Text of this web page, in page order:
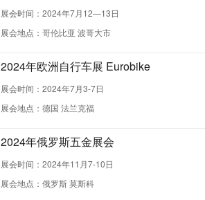
展会时间：2024年7月12—13日
展会地点：哥伦比亚 波哥大市
2024年欧洲自行车展 Eurobike
展会时间：2024年7月3-7日
展会地点：德国 法兰克福
2024年俄罗斯五金展会
展会时间：2024年11月7-10日
展会地点：俄罗斯 莫斯科